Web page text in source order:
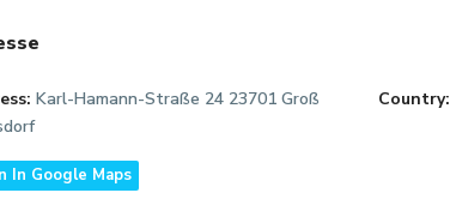
Karl-Hamann-Straße 24 23701 Groß
Country:
In Google Maps